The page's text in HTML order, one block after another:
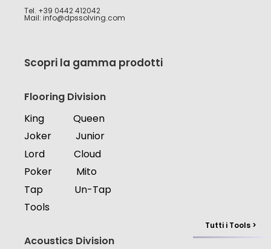
Tutti i Tools >
Tel. +39 0442 412042
Mail: info@dpssolving.com
Scopri la gamma prodotti
Flooring Division
King
Queen
Joker
Junior
Lord
Cloud
Poker
Mito
Tap
Un-Tap
Tools
Acoustics Division